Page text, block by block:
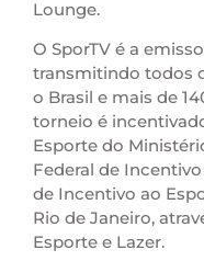
Lounge.
O SporTV é a
transmitindo todos
o Brasil e mais de
torneio é
Esporte do
Federal de
de Incentivo ao
Rio de Janeiro,
Esporte e Lazer.